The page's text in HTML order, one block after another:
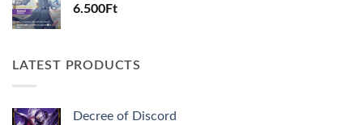
6.500Ft
LATEST PRODUCTS
Decree of Discord